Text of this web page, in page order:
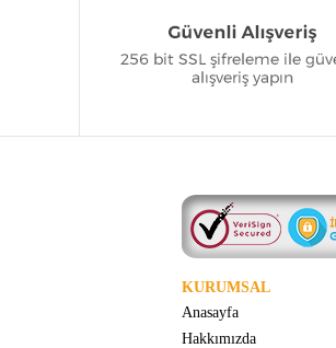
KURUMSAL
Anasayfa
Hakkımızda